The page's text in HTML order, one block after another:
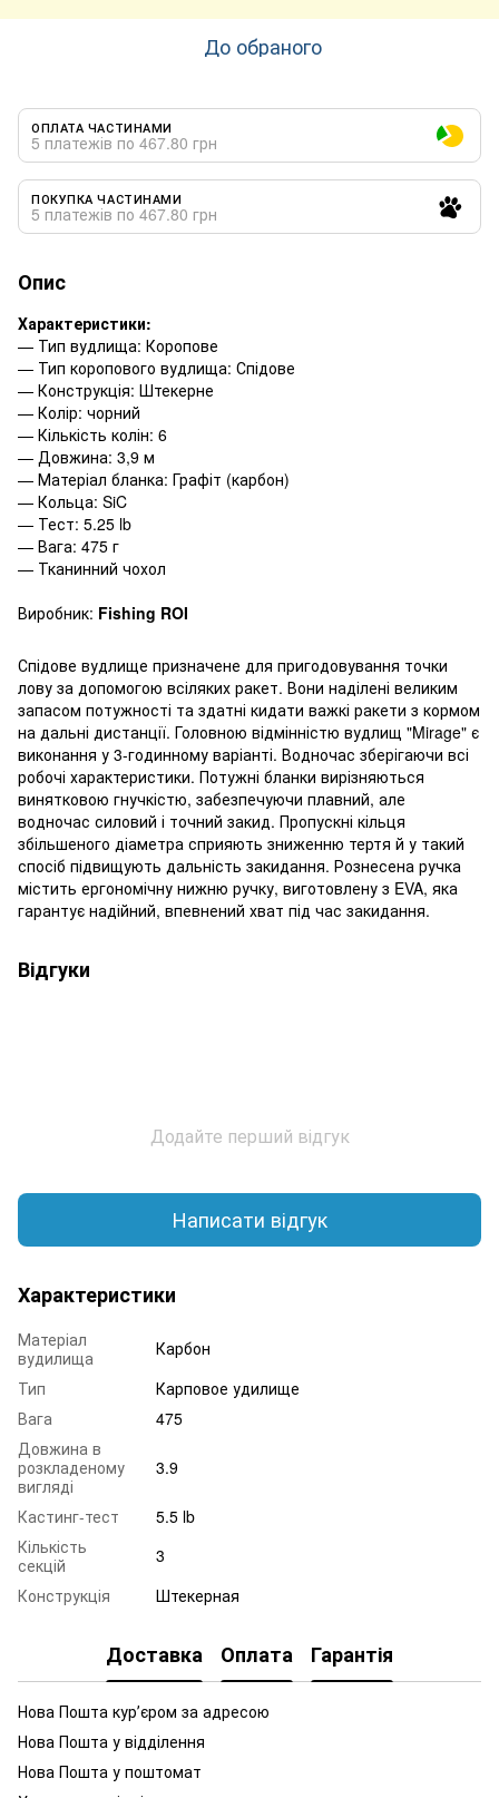
До обраного
ОПЛАТА ЧАСТИНАМИ
5 платежів по 467.80 грн
ПОКУПКА ЧАСТИНАМИ
5 платежів по 467.80 грн
Опис
Характеристики:
— Тип вудлища: Коропове
— Тип коропового вудлища: Спідове
— Конструкція: Штекерне
— Колір: чорний
— Кількість колін: 6
— Довжина: 3,9 м
— Матеріал бланка: Графіт (карбон)
— Кольца: SiC
— Тест: 5.25 lb
— Вага: 475 г
— Тканинний чохол
Виробник: Fishing ROI
Спідове вудлище призначене для пригодовування точки
лову за допомогою всіляких ракет. Вони наділені великим
запасом потужності та здатні кидати важкі ракети з кормом
на дальні дистанції. Головною відмінністю вудлищ "Mirage" є
виконання у 3-годинному варіанті. Водночас зберігаючи всі
робочі характеристики. Потужні бланки вирізняються
винятковою гнучкістю, забезпечуючи плавний, але
водночас силовий і точний закид. Пропускні кільця
збільшеного діаметра сприяють зниженню тертя й у такий
спосіб підвищують дальність закидання. Рознесена ручка
містить ергономічну нижню ручку, виготовлену з EVA, яка
гарантує надійний, впевнений хват під час закидання.
Відгуки
Додайте перший відгук
Написати відгук
Характеристики
Матеріал
вудилища
Карбон
Тип
Карповое удилище
Вага
475
Довжина в
розкладеному
вигляді
3.9
Кастинг-тест
5.5 lb
Кількість
секцій
3
Конструкція
Штекерная
Доставка Оплата Гарантія
Нова Пошта курʼєром за адресою
Нова Пошта у відділення
Нова Пошта у поштомат